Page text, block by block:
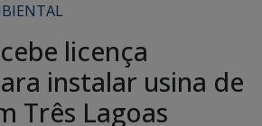
licença
instalar usina de
Três Lagoas